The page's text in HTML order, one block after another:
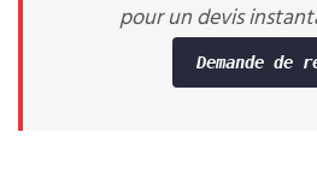
pour un devis
Demande de